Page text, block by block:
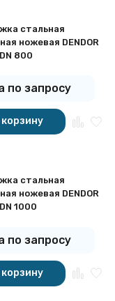
стальная
ножевая DENDOR
800
по запросу
корзину
стальная
ножевая DENDOR
1000
по запросу
корзину